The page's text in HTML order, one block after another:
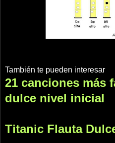
También te pueden interesar
21 canciones más
dulce nivel inicial
Titanic Flauta